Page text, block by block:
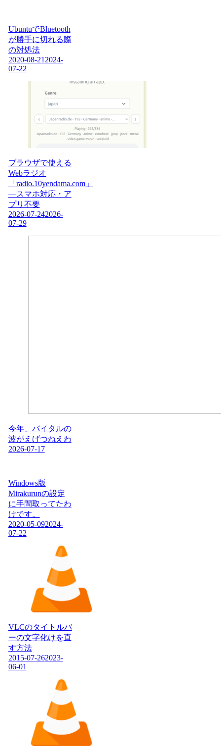
UbuntuでBluetooth
が勝手に切れる際
の対処法
2020-08-21 2024-
07-22
ブラウザで使える
Webラジオ
「radio.10yendama.com」
―スマホ対応・ア
プリ不要
2026-07-242026-
07-29
今年、バイタルの
波がえげつねえわ
2026-07-17
Windows版
Mirakurunの設定
に手間取ってたわ
けです。
2020-05-092024-
07-22
VLCのタイトルバ
ーの文字化けを直
す方法
2015-07-262023-
06-01